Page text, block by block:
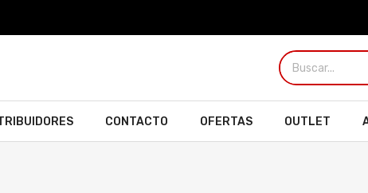
CONTACTO OFERTAS OUTLET